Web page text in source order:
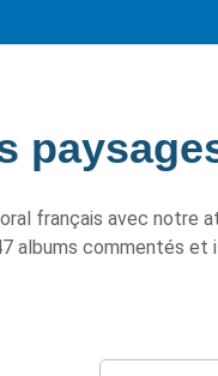
français avec notre
albums commentés